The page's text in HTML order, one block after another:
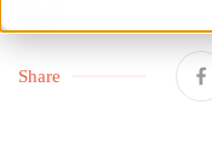
Share